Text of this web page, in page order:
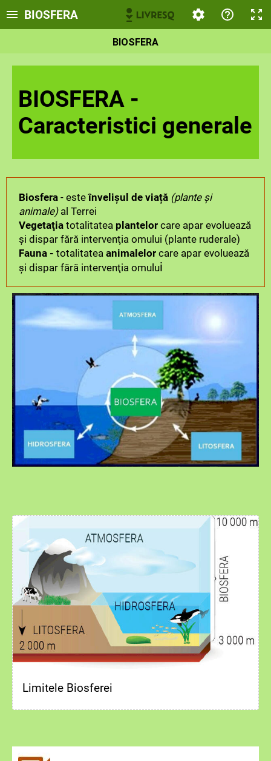
BIOSFERA
BIOSFERA
BIOSFERA -
Caracteristici generale
Biosfera - esteînvelișul de viață (plante și
animale) al Terrei
Vegetaţia totalitatea plantelor care apar evoluează
şi dispar fără intervenţia omului (plante ruderale)
Fauna - totalitatea animalelor care apar evoluează
şi dispar fără intervenţia omului
Limitele Biosferei